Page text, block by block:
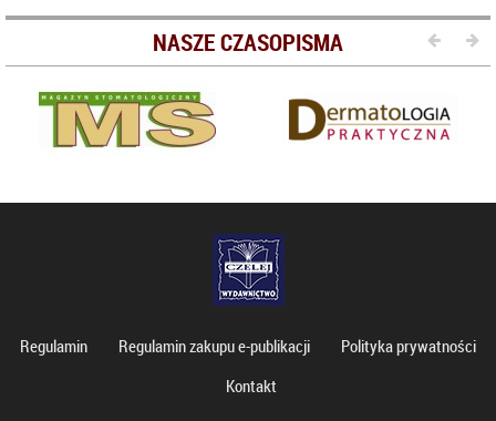
NASZE CZASOPISMA
Regulamin Regulamin zakupu e-publikacji
Polityka prywatności
Kontakt